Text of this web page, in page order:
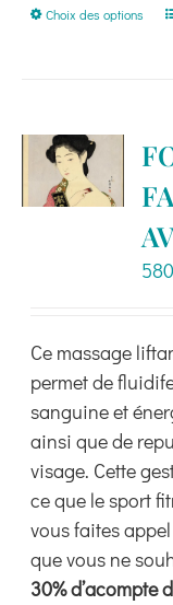
Choix des options
Ce massage
permet de
sanguine et
ainsi que de
visage. Cette
ce que le sport
vous faites
que vous ne
30% d’acompte